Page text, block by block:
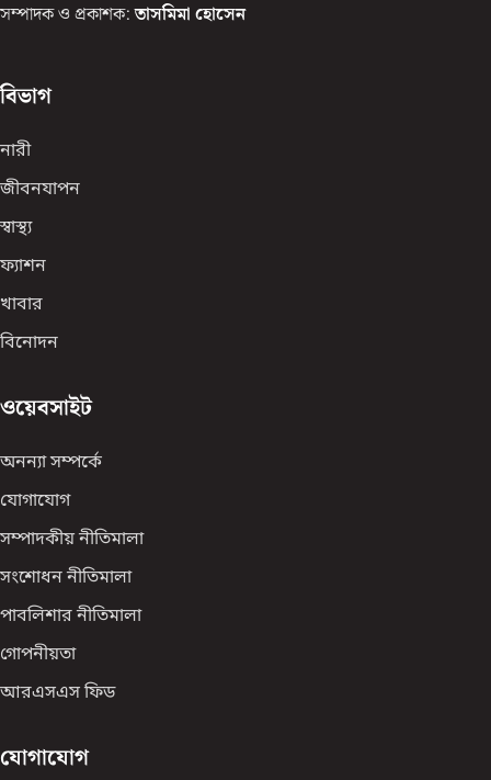
সম্পাদক ও প্রকাশক: তাসমিমা হোসেন
বিভাগ
নারী
জীবনযাপন
স্বাস্থ্য
ফ্যাশন
খাবার
বিনোদন
ওয়েবসাইট
অনন্যা সম্পর্কে
যোগাযোগ
সম্পাদকীয় নীতিমালা
সংশোধন নীতিমালা
পাবলিশার নীতিমালা
গোপনীয়তা
আরএসএস ফিড
যোগাযোগ